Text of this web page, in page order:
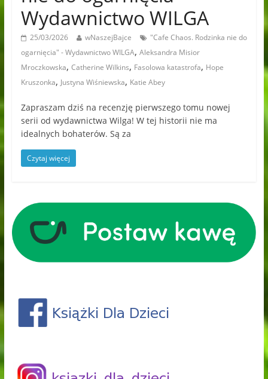
Wydawnictwo WILGA
25/03/2026 wNaszejBajce
"Cafe Chaos. Rodzinka nie do
ogarnięcia" - Wydawnictwo WILGA, Aleksandra Misior
Mroczkowska, Catherine Wilkins, Fasolowa katastrofa, Hope
Kruszonka, Justyna Wiśniewska, Katie Abey
Zapraszam dziś na recenzję pierwszego tomu nowej
serii od wydawnictwa Wilga! W tej historii nie ma
idealnych bohaterów. Są za
Czytaj więcej